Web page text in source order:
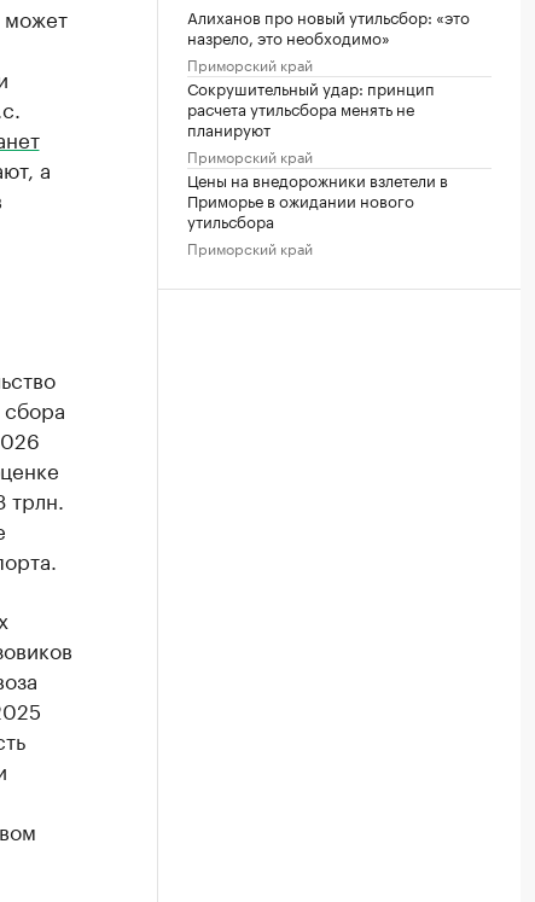
может
а
Алиханов про новый утильсбор: «это
назрело, это необходимо»
Приморский край
Сокрушительный удар: принцип
расчета утильсбора менять не
планируют
Приморский край
Цены на внедорожники взлетели в
Приморье в ожидании нового
утильсбора
Приморский край